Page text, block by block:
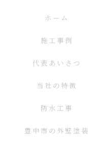
ホーム
施工事例
代表あいさつ
当社の特徴
防水工事
豊中市の外壁塗装